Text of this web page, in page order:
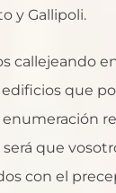
y Gallipoli.
callejeando
que
que
con el